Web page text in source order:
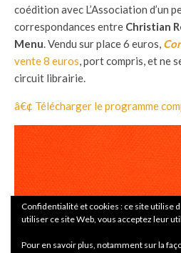
coédition avec L’Association d’un
correspondances entre Christian
Menu. Vendu sur place 6 euros,
vente 8 euros, port compris, et ne
circuit librairie.
â€¢ Télécharger le programme
Confidentialité et cookies : ce site utilise
utiliser ce site Web, vous acceptez leur
Pour en savoir plus, notamment sur la